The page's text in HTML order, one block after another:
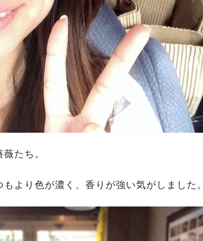
たち。
もより色が濃く、香りが強い気がしました。